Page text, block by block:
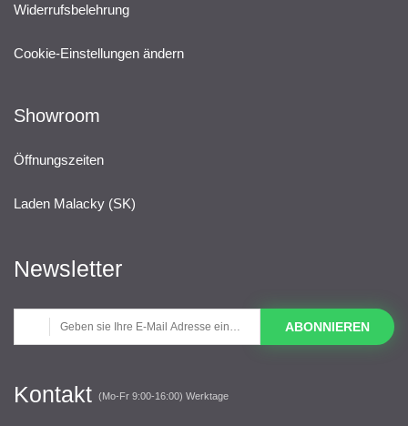
Widerrufsbelehrung
Cookie-Einstellungen ändern
Showroom
Öffnungszeiten
Laden Malacky (SK)
Newsletter
ABONNIEREN
Kontakt (Mo-Fr 9:00-16:00) Werktage